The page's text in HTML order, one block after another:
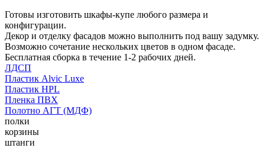
Готовы изготовить шкафы-купе любого размера и
конфигурации.
Декор и отделку фасадов можно выполнить под вашу задумку.
Возможно сочетание нескольких цветов в одном фасаде.
Бесплатная сборка в течение 1-2 рабочих дней.
ЛДСП
Пластик Alvic Luxe
Пластик HPL
Пленка ПВХ
Полотно АГТ (МДФ)
полки
корзины
штанги